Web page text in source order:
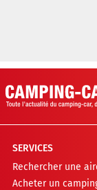
SERVICES
Rechercher une
Acheter un